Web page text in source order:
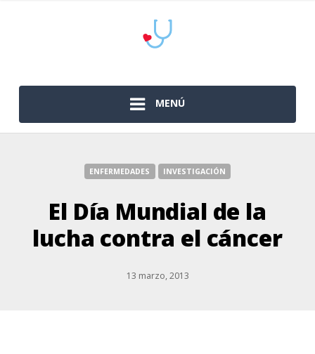
MENÚ
ENFERMEDADES INVESTIGACIÓN
El Día Mundial de la
lucha contra el cáncer
13 marzo, 2013